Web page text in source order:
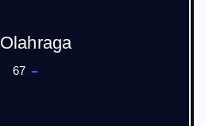
Olahraga
67